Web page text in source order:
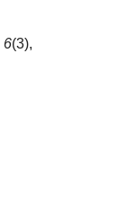
6(3),